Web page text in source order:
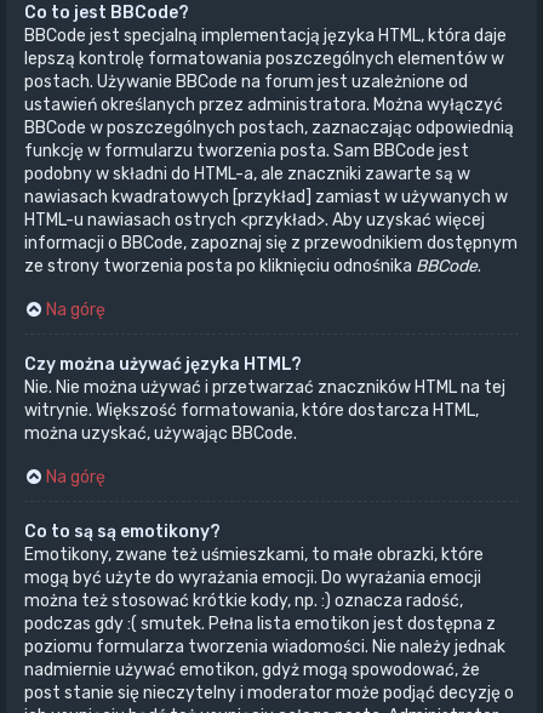
Co to jest BBCode?
BBCode jest specjalną implementacją języka HTML, która daje
lepszą kontrolę formatowania poszczególnych elementów w
postach. Używanie BBCode na forum jest uzależnione od
ustawień określanych przez administratora. Można wyłączyć
BBCode w poszczególnych postach, zaznaczając odpowiednią
funkcję w formularzu tworzenia posta. Sam BBCode jest
podobny w składni do HTML-a, ale znaczniki zawarte są w
nawiasach kwadratowych [przykład] zamiast w używanych w
HTML-u nawiasach ostrych <przykład>. Aby uzyskać więcej
informacji o BBCode, zapoznaj się z przewodnikiem dostępnym
ze strony tworzenia posta po kliknięciu odnośnika BBCode.
Na górę
Czy można używać języka HTML?
Nie. Nie można używać i przetwarzać znaczników HTML na tej
witrynie. Większość formatowania, które dostarcza HTML,
można uzyskać, używając BBCode.
Na górę
Co to są są emotikony?
Emotikony, zwane też uśmieszkami, to małe obrazki, które
mogą być użyte do wyrażania emocji. Do wyrażania emocji
można też stosować krótkie kody, np. :) oznacza radość,
podczas gdy :( smutek. Pełna lista emotikon jest dostępna z
poziomu formularza tworzenia wiadomości. Nie należy jednak
nadmiernie używać emotikon, gdyż mogą spowodować, że
post stanie się nieczytelny i moderator może podjąć decyzję o